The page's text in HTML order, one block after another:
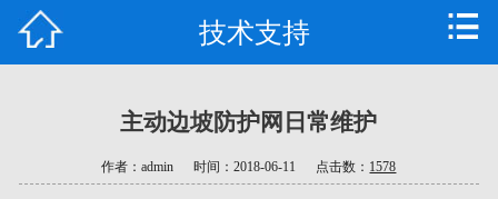
技术支持
主动边坡防护网日常维护
作者：admin 时间：2018-06-11 点击数： 1578